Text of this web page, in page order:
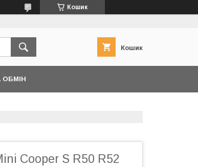
Кошик
Кошик
ОБМІН
Cooper S R50 R52